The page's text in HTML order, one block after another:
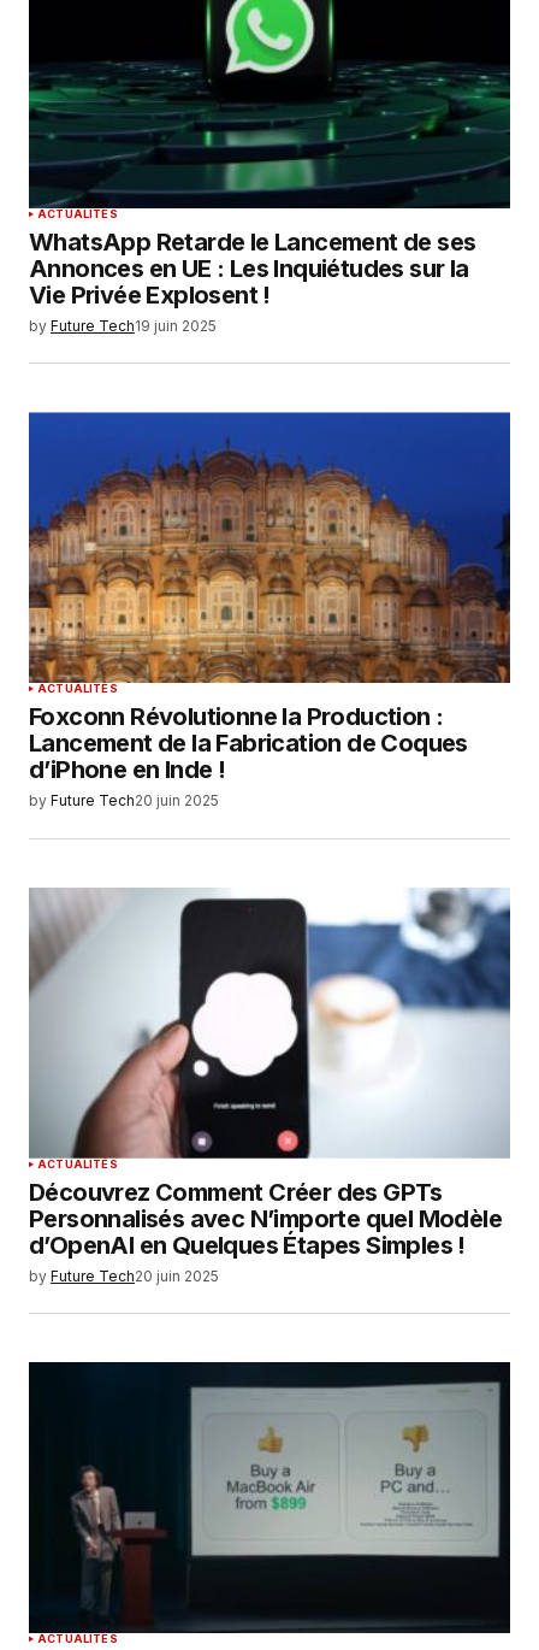
ACTUALITÉS
WhatsApp Retarde le Lancement de ses
Annonces en UE : Les Inquiétudes sur la
Vie Privée Explosent !
by Future Tech19 juin 2025
ACTUALITÉS
Foxconn Révolutionne la Production :
Lancement de la Fabrication de Coques
d’iPhone en Inde !
by Future Tech20 juin 2025
ACTUALITÉS
Découvrez Comment Créer des GPTs
Personnalisés avec N’importe quel Modèle
d’OpenAI en Quelques Étapes Simples !
by Future Tech20 juin 2025
ACTUALITÉS